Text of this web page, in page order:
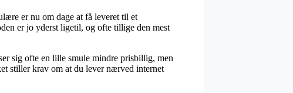
er nu om dage at få leveret til et
er jo yderst ligetil, og ofte tillige den mest
sig ofte en lille smule mindre prisbillig, men
stiller krav om at du lever nærved internet